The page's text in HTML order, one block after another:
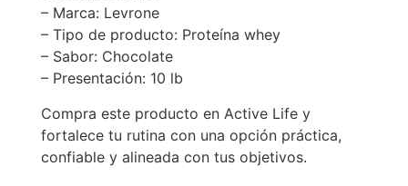
– Marca: Levrone
– Tipo de producto: Proteína whey
– Sabor: Chocolate
– Presentación: 10 lb
Compra este producto en Active Life y
fortalece tu rutina con una opción práctica,
confiable y alineada con tus objetivos.